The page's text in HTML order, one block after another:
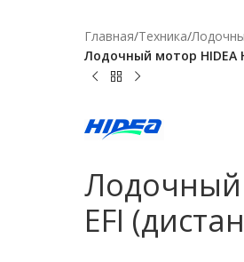
Главная/Техника/
Лодочный мотор HIDEA
Лодочный
EFI